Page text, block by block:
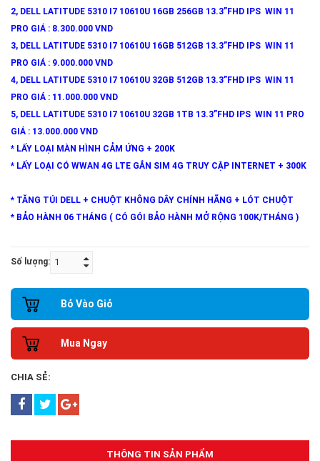
2, DELL LATITUDE 5310 I7 10610U 16GB 256GB 13.3”FHD IPS WIN 11
PRO GIÁ : 8.300.000 VND
3, DELL LATITUDE 5310 I7 10610U 16GB 512GB 13.3”FHD IPS WIN 11
PRO GIÁ : 9.000.000 VND
4, DELL LATITUDE 5310 I7 10610U 32GB 512GB 13.3”FHD IPS WIN 11
PRO GIÁ : 11.000.000 VND
5, DELL LATITUDE 5310 I7 10610U 32GB 1TB 13.3”FHD IPS WIN 11 PRO
GIÁ : 13.000.000 VND
* LẤY LOẠI MÀN HÌNH CẢM ỨNG + 200K
* LẤY LOẠI CÓ WWAN 4G LTE GẮN SIM 4G TRUY CẬP INTERNET + 300K
* TĂNG TÚI DELL + CHUỘT KHÔNG DÂY CHÍNH HÃNG + LÓT CHUỘT
* BẢO HÀNH 06 THÁNG ( CÓ GÓI BẢO HÀNH MỞ RỘNG 100K/THÁNG )
Số lượng:
Bỏ Vào Giỏ
Mua Ngay
CHIA SẺ:
THÔNG TIN SẢN PHẨM